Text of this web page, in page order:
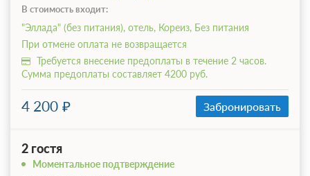
В стоимость входит:
"Эллада" (без питания), отель, Кореиз, Без питания
При отмене оплата не возвращается
Требуется внесение предоплаты в течение 2 часов.
Сумма предоплаты составляет 4200 руб.
4 200 Забронировать
2 гостя
Моментальное подтверждение